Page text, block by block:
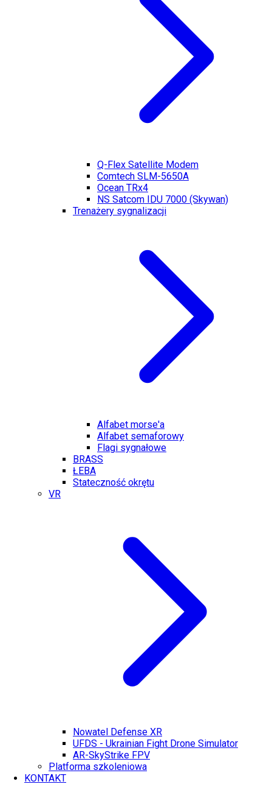
Q-Flex Satellite Modem
Comtech SLM-5650A
Ocean TRx4
NS Satcom IDU 7000 (Skywan)
Trenażery sygnalizacji
Alfabet morse'a
Alfabet semaforowy
Flagi sygnałowe
BRASS
ŁEBA
Stateczność okrętu
VR
Nowatel Defense XR
UFDS - Ukrainian Fight Drone Simulator
AR-SkyStrike FPV
Platforma szkoleniowa
KONTAKT